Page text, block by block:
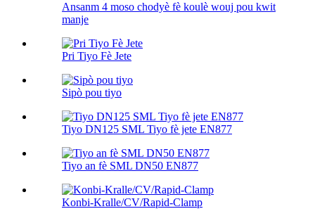
Ansanm 4 moso chodyè fè koulè wouj pou kwit
manje
Pri Tiyo Fè Jete
Sipò pou tiyo
Tiyo DN125 SML Tiyo fè jete EN877
Tiyo an fè SML DN50 EN877
Konbi-Kralle/CV/Rapid-Clamp